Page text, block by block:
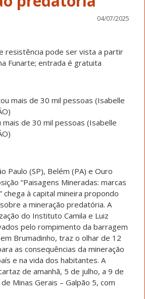
04/07/2025
resistência pode ser vista a partir
Funarte; entrada é gratuita
de 30 mil pessoas (Isabelle
Paulo (SP), Belém (PA) e Ouro
“Paisagens Mineradas: marcas
à capital mineira propondo
a mineração predatória. A
do Instituto Camila e Luiz
pelo rompimento da barragem
Brumadinho, traz o olhar de 12
as consequências da mineração
e na vida dos habitantes. A
de amanhã, 5 de julho, a 9 de
Minas Gerais – Galpão 5, com